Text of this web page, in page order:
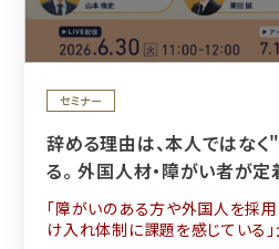
セミナー
辞める理由は、本人ではな
る。 外国人材・障がい者が
「障がいのある方や外国人を採
け入れ体制に課題を感じている